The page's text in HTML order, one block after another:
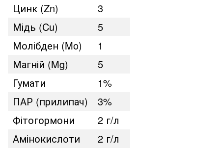
Цинк (Zn)
3
Мідь (Cu)
5
Молібден (Mo)
1
Магній (Mg)
5
Гумати
1%
ПАР (прилипач)
3%
Фітогормони
2 г/л
Амінокислоти
2 г/л